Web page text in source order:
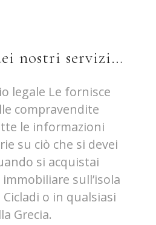
nostri servizi…
legale Le fornisce
compravendite
le informazioni
su ciò che si devei
si acquistai
sull’isola
o in qualsiasi
Grecia.